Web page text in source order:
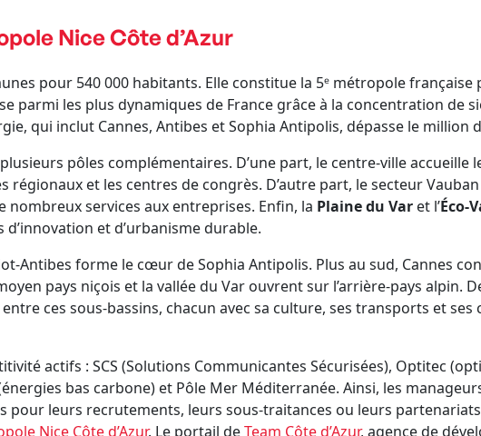
Nice Côte d’Azur
pour 540 000 habitants. Elle constitue la 5ᵉ métropole française
parmi les plus dynamiques de France grâce à la concentration de
qui inclut Cannes, Antibes et Sophia Antipolis, dépasse le million
pôles complémentaires. D’une part, le centre-ville accueille
régionaux et les centres de congrès. D’autre part, le secteur
services aux entreprises. Enfin, la Plaine du Var et l’Éco-
et d’urbanisme durable.
Antibes forme le cœur de Sophia Antipolis. Plus au sud, Cannes
pays niçois et la vallée du Var ouvrent sur l’arrière-pays alpin.
ces sous-bassins, chacun avec sa culture, ses transports et ses
actifs : SCS (Solutions Communicantes Sécurisées), Optitec
bas carbone) et Pôle Mer Méditerranée. Ainsi, les
pour leurs recrutements, leurs sous-traitances ou leurs
Nice Côte d’Azur. Le portail deTeam Côte d’Azur, agence de